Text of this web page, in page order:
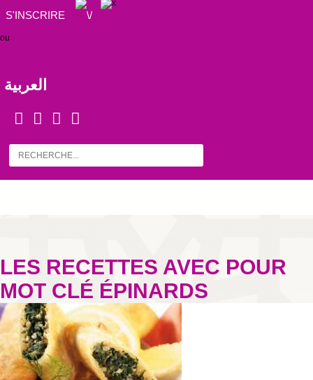
S'INSCRIRE
ou
العربية
LES RECETTES AVEC POUR
MOT CLÉ ÉPINARDS